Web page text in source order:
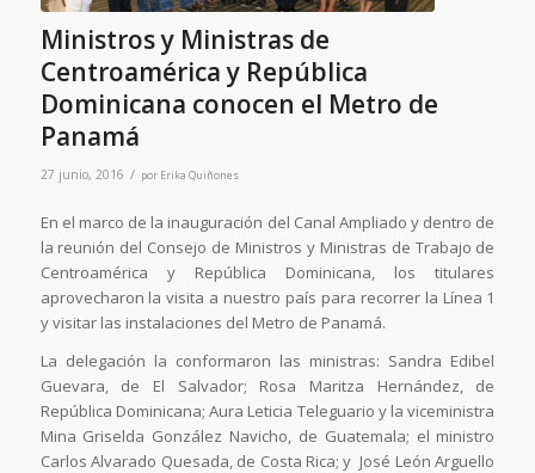
Ministros y Ministras de
Centroamérica y República
Dominicana conocen el Metro de
Panamá
27 junio, 2016 / por Erika Quiñones
En el marco de la inauguración del Canal Ampliado y dentro de
la reunión del Consejo de Ministros y Ministras de Trabajo de
Centroamérica y República Dominicana, los titulares
aprovecharon la visita a nuestro país para recorrer la Línea 1
y visitar las instalaciones del Metro de Panamá.
La delegación la conformaron las ministras: Sandra Edibel
Guevara, de El Salvador; Rosa Maritza Hernández, de
República Dominicana; Aura Leticia Teleguario y la viceministra
Mina Griselda González Navicho, de Guatemala; el ministro
Carlos Alvarado Quesada, de Costa Rica; y José León Arguello